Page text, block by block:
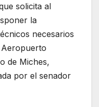
solicita al
la
necesarios
de Miches,
por el senador